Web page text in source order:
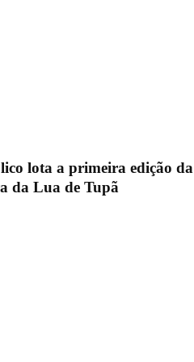
lota a primeira edição da
da Lua de Tupã